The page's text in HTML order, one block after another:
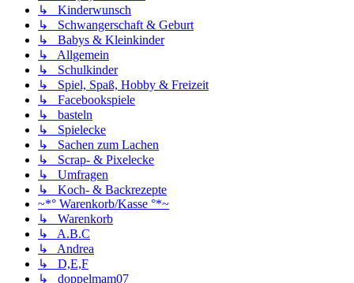
↳ Kinderwunsch
↳ Schwangerschaft & Geburt
↳ Babys & Kleinkinder
↳ Allgemein
↳ Schulkinder
↳ Spiel, Spaß, Hobby & Freizeit
↳ Facebookspiele
↳ basteln
↳ Spielecke
↳ Sachen zum Lachen
↳ Scrap- & Pixelecke
↳ Umfragen
↳ Koch- & Backrezepte
~*° Warenkorb/Kasse °*~
↳ Warenkorb
↳ A.B.C
↳ Andrea
↳ D,E,F
↳ doppelmam07